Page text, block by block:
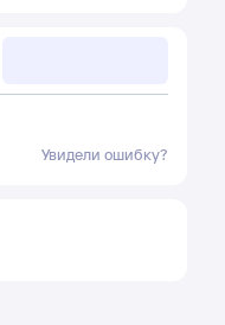
Увидели ошибку?